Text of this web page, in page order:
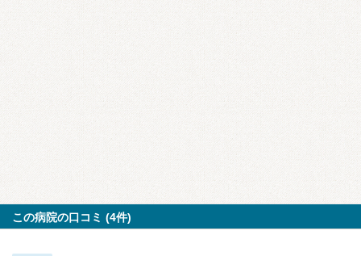
この病院の口コミ (4件)